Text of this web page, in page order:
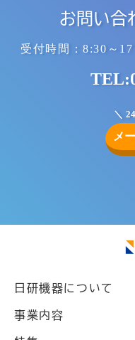
お問い合
受付時間：8:30～17
メ
日研機器について
事業内容